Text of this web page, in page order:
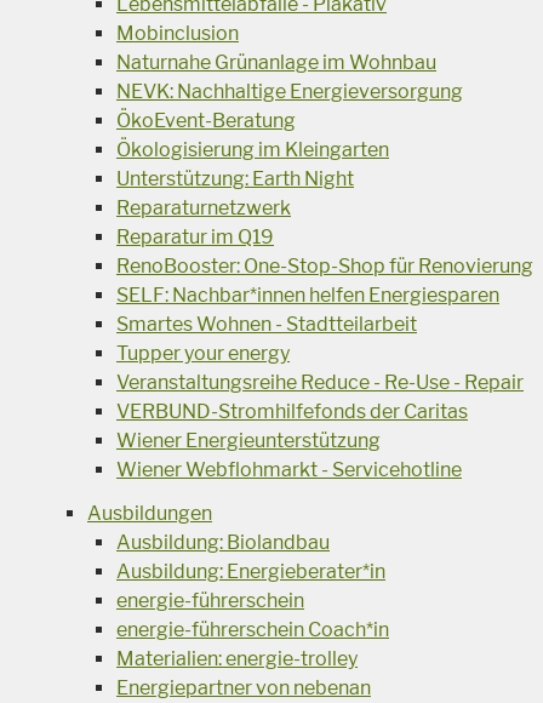
Mobinclusion
Naturnahe Grünanlage im Wohnbau
NEVK: Nachhaltige Energieversorgung
ÖkoEvent-Beratung
Ökologisierung im Kleingarten
Unterstützung: Earth Night
Reparaturnetzwerk
Reparatur im Q19
RenoBooster: One-Stop-Shop für Renovierung
SELF: Nachbar*innen helfen Energiesparen
Smartes Wohnen - Stadtteilarbeit
Tupper your energy
Veranstaltungsreihe Reduce - Re-Use - Repair
VERBUND-Stromhilfefonds der Caritas
Wiener Energieunterstützung
Wiener Webflohmarkt - Servicehotline
Ausbildungen
Ausbildung: Biolandbau
Ausbildung: Energieberater*in
energie-führerschein
energie-führerschein Coach*in
Materialien: energie-trolley
Energiepartner von nebenan